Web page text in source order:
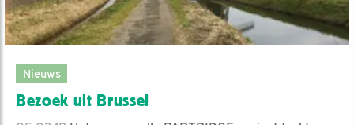
Nieuws
Bezoek uit Brussel